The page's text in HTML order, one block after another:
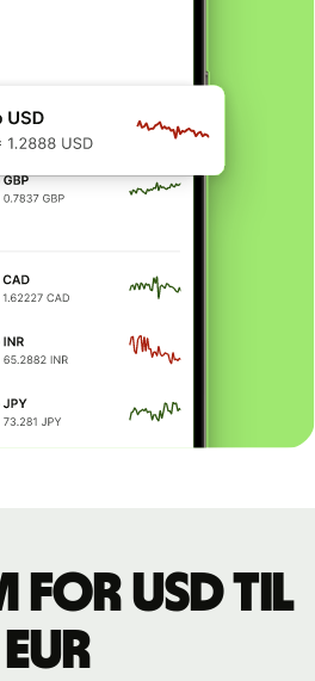
for USD til
EUR